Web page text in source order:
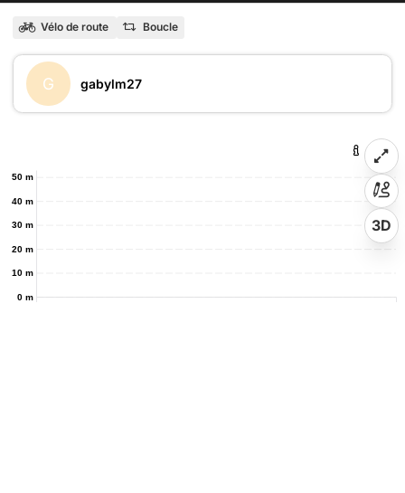
Vélo de route Boucle
G gabylm27
0 m
10 m
20 m
30 m
40 m
50 m
3D